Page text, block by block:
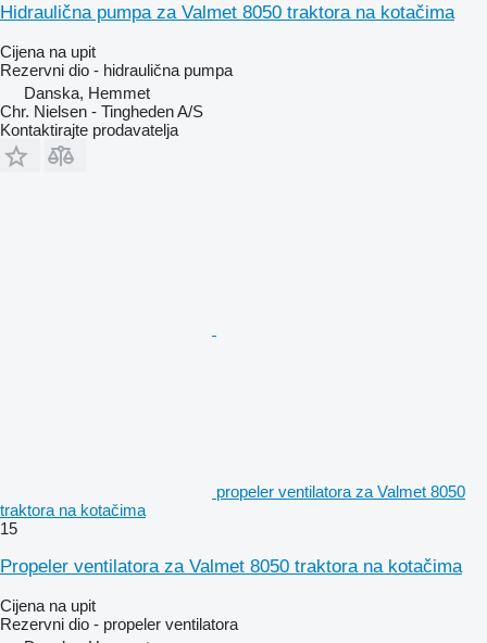
Hidraulična pumpa za Valmet 8050 traktora na kotačima
Cijena na upit
Rezervni dio - hidraulična pumpa
Danska, Hemmet
Chr. Nielsen - Tingheden A/S
Kontaktirajte prodavatelja
propeler ventilatora za Valmet 8050
traktora na kotačima
15
Propeler ventilatora za Valmet 8050 traktora na kotačima
Cijena na upit
Rezervni dio - propeler ventilatora